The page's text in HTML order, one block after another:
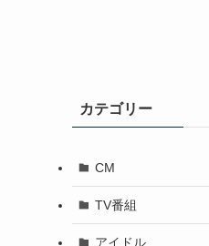
カテゴリー
CM
TV番組
アイドル